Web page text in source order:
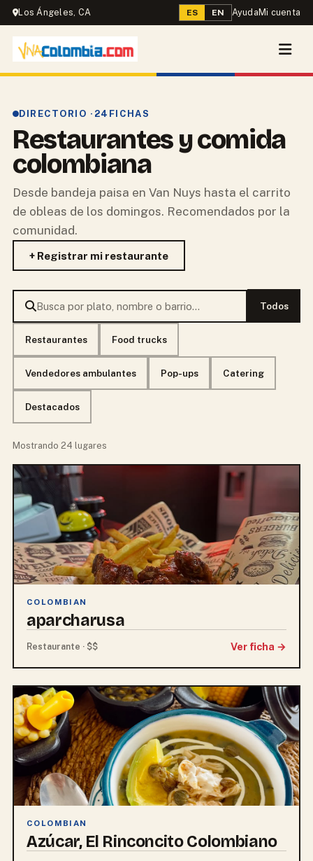
Los Ángeles, CA ES EN Ayuda Mi cuenta
DIRECTORIO · 24 FICHAS
Restaurantes y comida
colombiana
Desde bandeja paisa en Van Nuys hasta el carrito
de obleas de los domingos. Recomendados por la
comunidad.
+ Registrar mi restaurante
Todos
Restaurantes Food trucks
Vendedores ambulantes Pop-ups Catering
Destacados
Mostrando 24 lugares
COLOMBIAN
aparcharusa
Restaurante · $$ Ver ficha →
COLOMBIAN
Azúcar, El Rinconcito Colombiano